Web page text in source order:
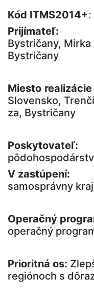
Kód ITMS2014+
Prijímateľ:
Bystričany, Mirka
Bystričany
Miesto
Slovensko,
za, Bystričany
Poskytovateľ:
V zastúpení:
samosprávny kraj
Operačný
operačný
Prioritná os:
regiónoch s